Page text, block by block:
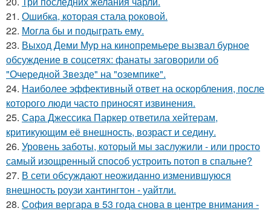
21. Ошибка, которая стала роковой.
22. Могла бы и подыграть ему.
23. Выход Деми Мур на кинопремьере вызвал бурное
обсуждение в соцсетях: фанаты заговорили об
"Очередной Звезде" на "оземпике".
24. Наиболее эффективный ответ на оскорбления, после
которого люди часто приносят извинения.
25. Сара Джессика Паркер ответила хейтерам,
критикующим её внешность, возраст и седину.
26. Уровень заботы, который мы заслужили - или просто
самый изощренный способ устроить потоп в спальне?
27. В сети обсуждают неожиданно изменившуюся
внешность роузи хантингтон - уайтли.
28. София вергара в 53 года снова в центре внимания -